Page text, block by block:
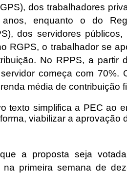
dos trabalhadores
enquanto o do
dos servidores públicos,
RGPS, o trabalhador se
No RPPS, a partir
começa com 70%.
média de contribuição
texto simplifica a PEC ao
viabilizar a aprovação
a proposta seja
primeira semana de